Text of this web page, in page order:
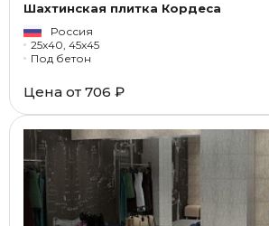
Шахтинская плитка Кордеса
Россия
25x40, 45x45
Под бетон
Цена от 706 ₽